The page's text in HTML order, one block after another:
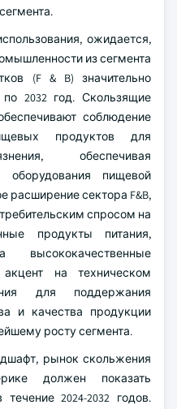
ожидается,
из сегмента
(F & B) значительно
2032 год. Скользящие
соблюдение
продуктов для
обеспечивая
пищевой
расширение сектора F&B,
спросом на
продукты питания,
на техническом
для поддержания
и качества продукции
росту сегмента.
рынок скольжения
должен показать
2024-2032 годов.